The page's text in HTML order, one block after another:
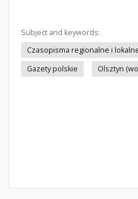
Subject and keywords:
Czasopisma regionalne i
Gazety polskie
Olsztyn